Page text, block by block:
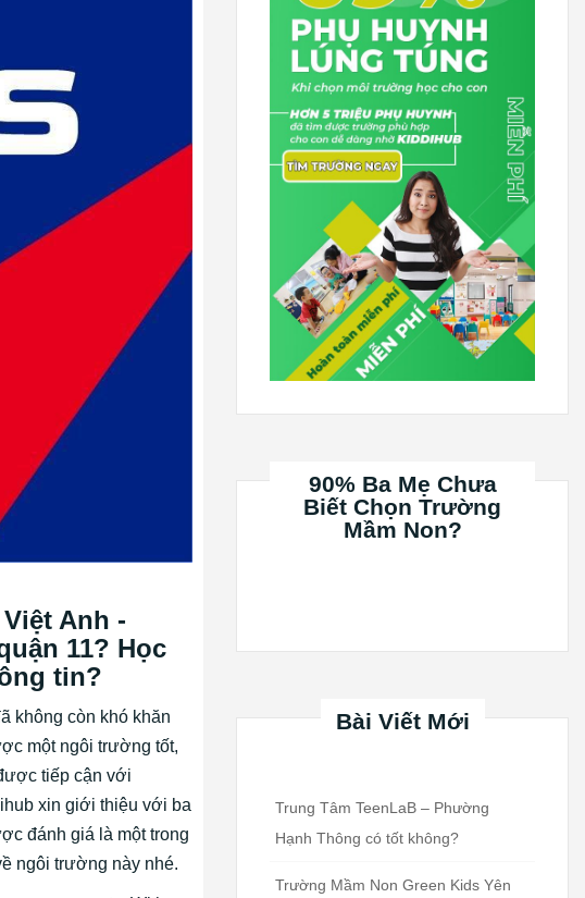
Anh -
11? Học
tin?
không còn khó khăn
một ngôi trường tốt,
tiếp cận với
xin giới thiệu với ba
đánh giá là một trong
ngôi trường này nhé.
90% Ba Mẹ Chưa
Biết Chọn Trường
Mầm Non?
Bài Viết Mới
Trung Tâm TeenLaB – Phường
Hạnh Thông có tốt không?
Trường Mầm Non Green Kids Yên